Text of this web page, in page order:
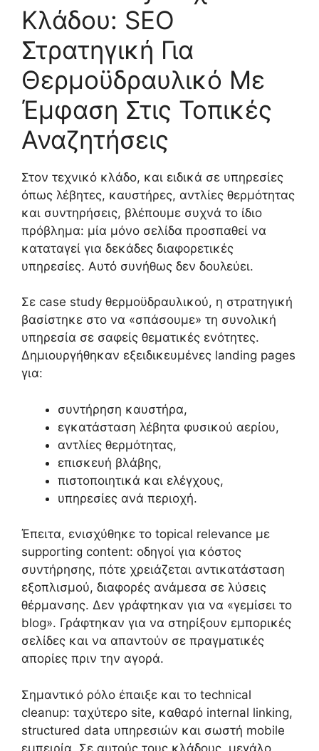
Κλάδου: SEO
Στρατηγική Για
Θερμοϋδραυλικό Με
Έμφαση Στις Τοπικές
Αναζητήσεις
Στον τεχνικό κλάδο, και ειδικά σε υπηρεσίες
όπως λέβητες, καυστήρες, αντλίες θερμότητας
και συντηρήσεις, βλέπουμε συχνά το ίδιο
πρόβλημα: μία μόνο σελίδα προσπαθεί να
καταταγεί για δεκάδες διαφορετικές
υπηρεσίες. Αυτό συνήθως δεν δουλεύει.
Σε case study θερμοϋδραυλικού, η στρατηγική
βασίστηκε στο να «σπάσουμε» τη συνολική
υπηρεσία σε σαφείς θεματικές ενότητες.
Δημιουργήθηκαν εξειδικευμένες landing pages
για:
συντήρηση καυστήρα,
εγκατάσταση λέβητα φυσικού αερίου,
αντλίες θερμότητας,
επισκευή βλάβης,
πιστοποιητικά και ελέγχους,
υπηρεσίες ανά περιοχή.
Έπειτα, ενισχύθηκε το topical relevance με
supporting content: οδηγοί για κόστος
συντήρησης, πότε χρειάζεται αντικατάσταση
εξοπλισμού, διαφορές ανάμεσα σε λύσεις
θέρμανσης. Δεν γράφτηκαν για να «γεμίσει το
blog». Γράφτηκαν για να στηρίξουν εμπορικές
σελίδες και να απαντούν σε πραγματικές
απορίες πριν την αγορά.
Σημαντικό ρόλο έπαιξε και το technical
cleanup: ταχύτερο site, καθαρό internal linking,
structured data υπηρεσιών και σωστή mobile
εμπειρία. Σε αυτούς τους κλάδους, μεγάλο